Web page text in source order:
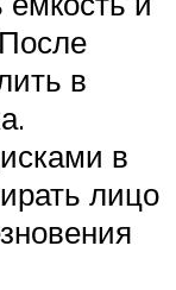
в
в
лицо